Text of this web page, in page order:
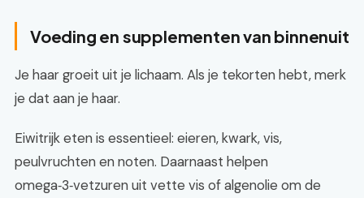
Voeding en supplementen van binnenuit
Je haar groeit uit je lichaam. Als je tekorten hebt, merk
je dat aan je haar.
Eiwitrijk eten is essentieel: eieren, kwark, vis,
peulvruchten en noten. Daarnaast helpen
omega‑3‑vetzuren uit vette vis of algenolie om de